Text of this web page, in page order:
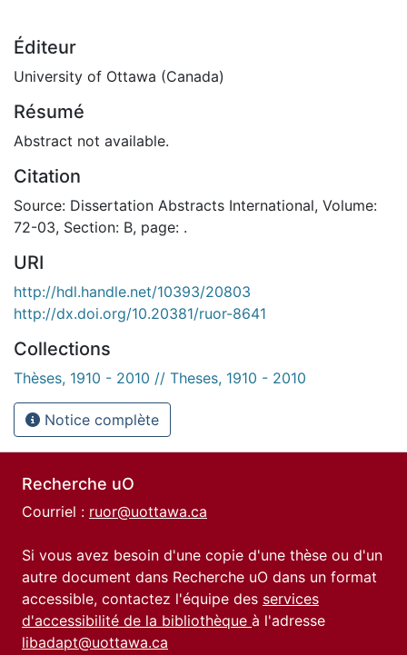
Éditeur
University of Ottawa (Canada)
Résumé
Abstract not available.
Citation
Source: Dissertation Abstracts International, Volume:
72-03, Section: B, page: .
URI
http://hdl.handle.net/10393/20803
http://dx.doi.org/10.20381/ruor-8641
Collections
Thèses, 1910 - 2010 // Theses, 1910 - 2010
Notice complète
Recherche uO
Courriel : ruor@uottawa.ca
Si vous avez besoin d'une copie d'une thèse ou d'un
autre document dans Recherche uO dans un format
accessible, contactez l'équipe des services
d'accessibilité de la bibliothèque à l'adresse
libadapt@uottawa.ca